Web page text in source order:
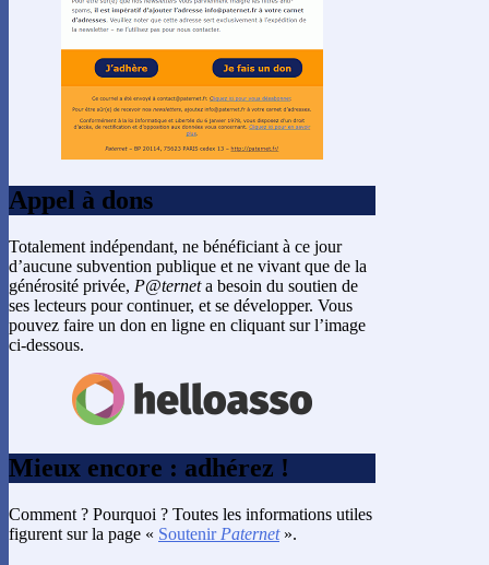
Appel à dons
Totalement indépendant, ne bénéficiant à ce jour
d’aucune subvention publique et ne vivant que de la
générosité privée, P@terneta besoin du soutien de
ses lecteurs pour continuer, et se développer. Vous
pouvez faire un don en ligne en cliquant sur l’image
ci-dessous.
Mieux encore : adhérez !
Comment ? Pourquoi ? Toutes les informations utiles
figurent sur la page « Soutenir Paternet».